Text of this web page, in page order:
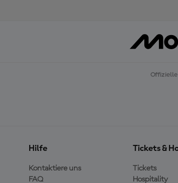
Offizielle
Hilfe
Kontaktiere uns
FAQ
Tickets &
Tickets
Hospitality